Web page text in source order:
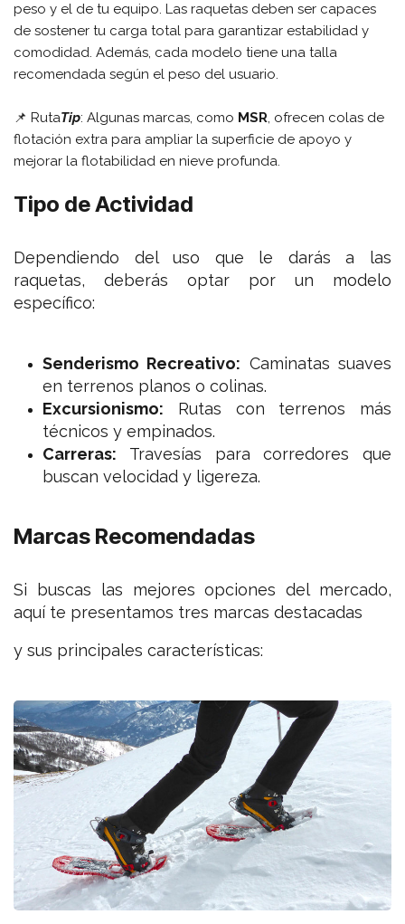
peso y el de tu equipo. Las raquetas deben ser capaces
de sostener tu carga total para garantizar estabilidad y
comodidad. Además, cada modelo tiene una talla
recomendada según el peso del usuario.
📌 RutaTip: Algunas marcas, como MSR, ofrecen colas de
flotación extra para ampliar la superficie de apoyo y
mejorar la flotabilidad en nieve profunda.
Tipo de Actividad
Dependiendo del uso que le darás a las
raquetas, deberás optar por un modelo
específico:
Senderismo Recreativo: Caminatas suaves
en terrenos planos o colinas.
Excursionismo: Rutas con terrenos más
técnicos y empinados.
Carreras: Travesías para corredores que
buscan velocidad y ligereza.
Marcas Recomendadas
Si buscas las mejores opciones del mercado,
aquí te presentamos tres marcas destacadas
y sus principales características: